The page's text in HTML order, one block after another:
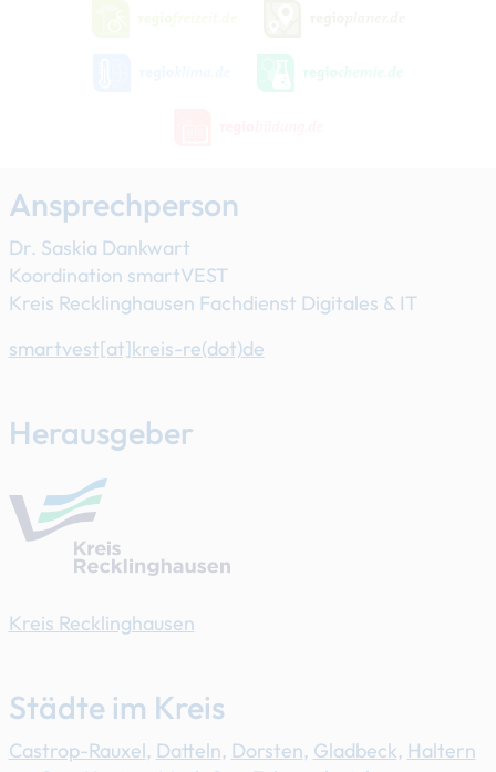
Ansprechperson
Dr. Saskia Dankwart
Koordination smartVEST
Kreis Recklinghausen Fachdienst Digitales & IT
smartvest[at]​kreis-re(dot)de
Herausgeber
Kreis Recklinghausen
Städte im Kreis
Castrop-Rauxel, Datteln, Dorsten, Gladbeck, Haltern